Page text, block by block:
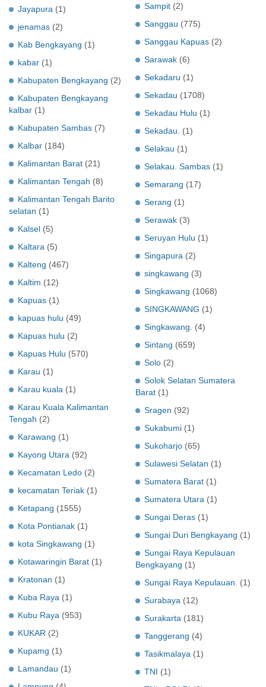
Jayapura (1)
jenamas (2)
Kab Bengkayang (1)
kabar (1)
Kabupaten Bengkayang (2)
Kabupaten Bengkayang
kalbar (1)
Kabupaten Sambas (7)
Kalbar (184)
Kalimantan Barat (21)
Kalimantan Tengah (8)
Kalimantan Tengah Barito
selatan (1)
Kalsel (5)
Kaltara (5)
Kalteng (467)
Kaltim (12)
Kapuas (1)
kapuas hulu (49)
Kapuas hulu (2)
Kapuas Hulu (570)
Karau (1)
Karau kuala (1)
Karau Kuala Kalimantan
Tengah (2)
Karawang (1)
Kayong Utara (92)
Kecamatan Ledo (2)
kecamatan Teriak (1)
Ketapang (1555)
Kota Pontianak (1)
kota Singkawang (1)
Kotawaringin Barat (1)
Kratonan (1)
Kuba Raya (1)
Kubu Raya (953)
KUKAR (2)
Kupamg (1)
Lamandau (1)
Sampit (2)
Sanggau (775)
Sanggau Kapuas (2)
Sarawak (6)
Sekadaru (1)
Sekadau (1708)
Sekadau Hulu (1)
Sekadau.
(1)
Selakau (1)
Selakau. Sambas (1)
Semarang (17)
Serang (1)
Serawak (3)
Seruyan Hulu (1)
Singapura (2)
singkawang (3)
Singkawang (1068)
SINGKAWANG (1)
Singkawang.
(4)
Sintang (659)
Solo (2)
Solok Selatan Sumatera
Barat (1)
Sragen (92)
Sukabumi (1)
Sukoharjo (65)
Sulawesi Selatan (1)
Sumatera Barat (1)
Sumatera Utara (1)
Sungai Deras (1)
Sungai Duri Bengkayang (1)
Sungai Raya Kepulauan
Bengkayang (1)
Sungai Raya Kepulauan.
(1)
Surabaya (12)
Surakarta (181)
Tanggerang (4)
Tasikmalaya (1)
TNI (1)